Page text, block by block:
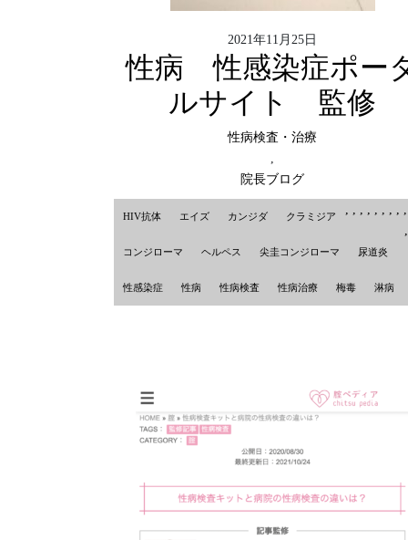
2021年11月25日
性病 性感染症ポー
ルサイト 監修
性病検査・治療
,
院長ブログ
HIV抗体 ,
エイズ ,
カンジダ ,
クラミジア ,
コンジローマ
,
ヘルペス
,
尖圭コンジローマ
,
尿道炎
,
性感染症 性病 性病検査 性病治療 梅毒 淋病